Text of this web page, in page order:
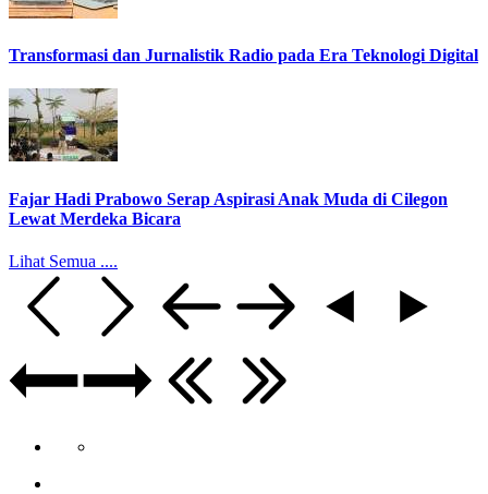
Transformasi dan Jurnalistik Radio pada Era Teknologi Digital
Fajar Hadi Prabowo Serap Aspirasi Anak Muda di Cilegon
Lewat Merdeka Bicara
Lihat Semua ....